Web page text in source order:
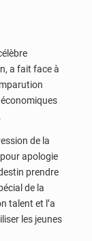
a fait face à
de la
apologie
prendre
de la
talent et l’a
les jeunes